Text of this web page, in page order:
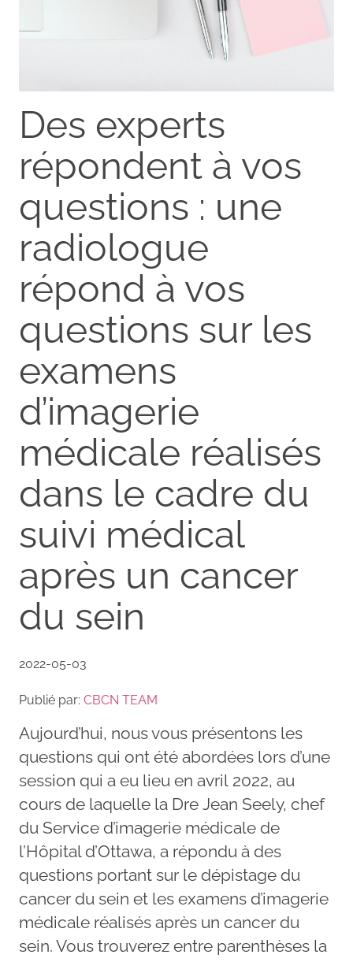
Des experts
répondent à vos
questions : une
radiologue
répond à vos
questions sur les
examens
d’imagerie
médicale réalisés
dans le cadre du
suivi médical
après un cancer
du sein
2022-05-03
Publié par: CBCN TEAM
Aujourd’hui, nous vous présentons les
questions qui ont été abordées lors d’une
session qui a eu lieu en avril 2022, au
cours de laquelle la Dre Jean Seely, chef
du Service d’imagerie médicale de
l’Hôpital d’Ottawa, a répondu à des
questions portant sur le dépistage du
cancer du sein et les examens d’imagerie
médicale réalisés après un cancer du
sein. Vous trouverez entre parenthèses la